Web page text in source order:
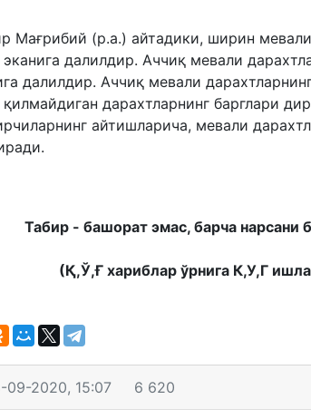
Мағрибий (р.а.) айтадики, ширин мевали
далилдир. Аччиқ мевали
далилдир. Аччиқ мевали
дарахтларнинг барглари
айтишларича, мевали
Табир - башорат эмас, барча нарсани
(Қ,Ў,Ғ хариблар ўрнига К,У,Г
09-2020, 15:07 6 620